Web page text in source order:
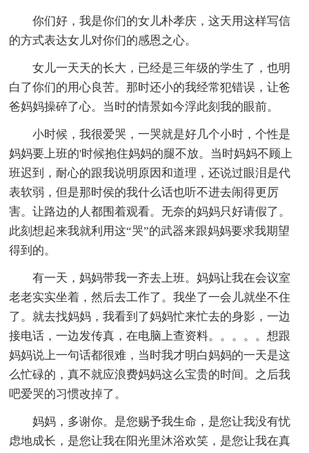
你们好，我是你们的女儿朴孝庆，这天用这样写信
的方式表达女儿对你们的感恩之心。
女儿一天天的长大，已经是三年级的学生了，也明
白了你们的用心良苦。那时还小的我经常犯错误，让爸
爸妈妈操碎了心。当时的情景如今浮此刻我的眼前。
小时候，我很爱哭，一哭就是好几个小时，个性是
妈妈要上班的'时候抱住妈妈的腿不放。当时妈妈不顾上
班迟到，耐心的跟我说明原因和道理，还说过眼泪是代
表软弱，但是那时侯的我什么话也听不进去闹得更厉
害。让路边的人都围着观看。无奈的妈妈只好请假了。
此刻想起来我就利用这“哭”的武器来跟妈妈要求我期望
得到的。
有一天，妈妈带我一齐去上班。妈妈让我在会议室
老老实实坐着，然后去工作了。我坐了一会儿就坐不住
了。就去找妈妈，我看到了妈妈忙来忙去的身影，一边
接电话，一边发传真，在电脑上查资料。。。。。想跟
妈妈说上一句话都很难，当时我才明白妈妈的一天是这
么忙碌的，真不就应浪费妈妈这么宝贵的时间。之后我
吧爱哭的习惯改掉了。
妈妈，多谢你。是您赐予我生命，是您让我没有忧
虑地成长，是您让我在阳光里沐浴欢笑，是您让我在真